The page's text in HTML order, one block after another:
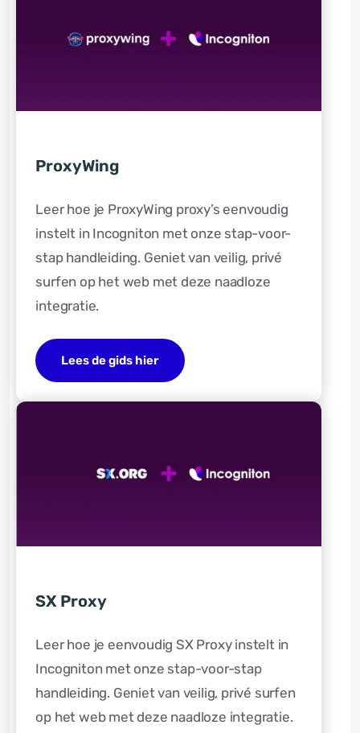
ProxyWing
Leer hoe je ProxyWing proxy’s eenvoudig
instelt in Incogniton met onze stap-voor-
stap handleiding. Geniet van veilig, privé
surfen op het web met deze naadloze
integratie.
Lees de gids hier
SX Proxy
Leer hoe je eenvoudig SX Proxy instelt in
Incogniton met onze stap-voor-stap
handleiding. Geniet van veilig, privé surfen
op het web met deze naadloze integratie.